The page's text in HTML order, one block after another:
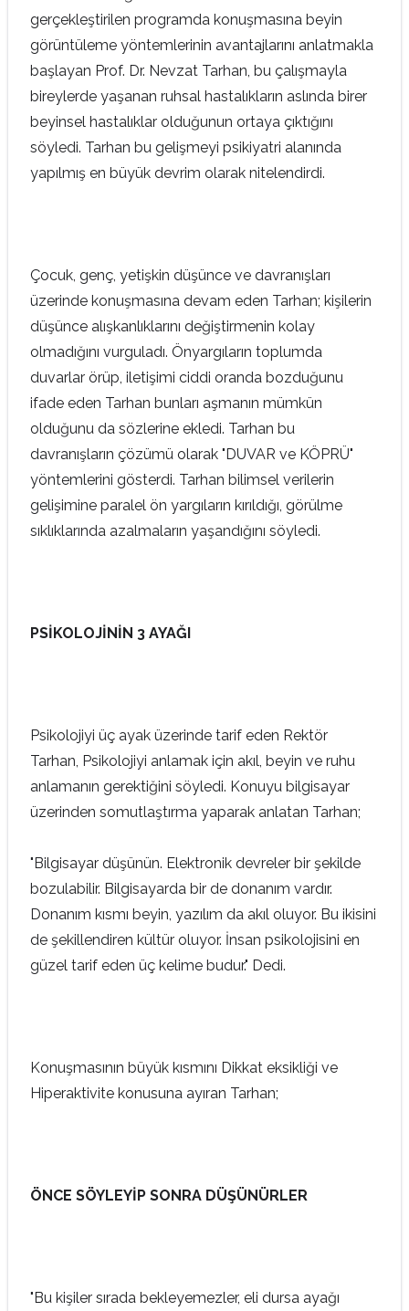
gerçekleştirilen programda konuşmasına beyin
görüntüleme yöntemlerinin avantajlarını anlatmakla
başlayan Prof. Dr. Nevzat Tarhan, bu çalışmayla
bireylerde yaşanan ruhsal hastalıkların aslında birer
beyinsel hastalıklar olduğunun ortaya çıktığını
söyledi. Tarhan bu gelişmeyi psikiyatri alanında
yapılmış en büyük devrim olarak nitelendirdi.
Çocuk, genç, yetişkin düşünce ve davranışları
üzerinde konuşmasına devam eden Tarhan; kişilerin
düşünce alışkanlıklarını değiştirmenin kolay
olmadığını vurguladı. Önyargıların toplumda
duvarlar örüp, iletişimi ciddi oranda bozduğunu
ifade eden Tarhan bunları aşmanın mümkün
olduğunu da sözlerine ekledi. Tarhan bu
davranışların çözümü olarak "DUVAR ve KÖPRÜ"
yöntemlerini gösterdi. Tarhan bilimsel verilerin
gelişimine paralel ön yargıların kırıldığı, görülme
sıklıklarında azalmaların yaşandığını söyledi.
PSİKOLOJİNİN 3 AYAĞI
Psikolojiyi üç ayak üzerinde tarif eden Rektör
Tarhan, Psikolojiyi anlamak için akıl, beyin ve ruhu
anlamanın gerektiğini söyledi. Konuyu bilgisayar
üzerinden somutlaştırma yaparak anlatan Tarhan;
"Bilgisayar düşünün. Elektronik devreler bir şekilde
bozulabilir. Bilgisayarda bir de donanım vardır.
Donanım kısmı beyin, yazılım da akıl oluyor. Bu ikisini
de şekillendiren kültür oluyor. İnsan psikolojisini en
güzel tarif eden üç kelime budur." Dedi.
Konuşmasının büyük kısmını Dikkat eksikliği ve
Hiperaktivite konusuna ayıran Tarhan;
ÖNCE SÖYLEYİP SONRA DÜŞÜNÜRLER
"Bu kişiler sırada bekleyemezler, eli dursa ayağı